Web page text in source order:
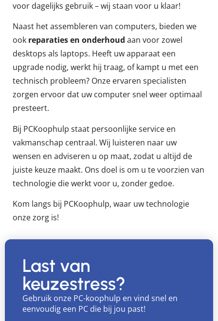
voor dagelijks gebruik – wij staan voor u klaar!
Naast het assembleren van computers, bieden we
ook reparaties en onderhoud aan voor zowel
desktops als laptops. Heeft uw apparaat een
upgrade nodig, werkt hij traag, of kampt u met een
technisch probleem? Onze ervaren specialisten
zorgen ervoor dat uw computer snel weer optimaal
presteert.
Bij PCKoophulp staat persoonlijke service en
vakmanschap centraal. Wij luisteren naar uw
wensen en adviseren u op maat, zodat u altijd de
juiste keuze maakt. Ons doel is om u te voorzien van
technologie die werkt voor u, zonder gedoe.
Kom langs bij PCKoophulp, waar uw technologie
onze zorg is!
Last van
keuzestress?
Gebruik onze PC-koophulp en vind snel en
eenvoudig een PC die bij jou past!